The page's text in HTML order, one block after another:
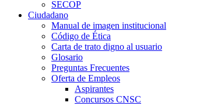
SECOP
Ciudadano
Manual de imagen institucional
Código de Ética
Carta de trato digno al usuario
Glosario
Preguntas Frecuentes
Oferta de Empleos
Aspirantes
Concursos CNSC